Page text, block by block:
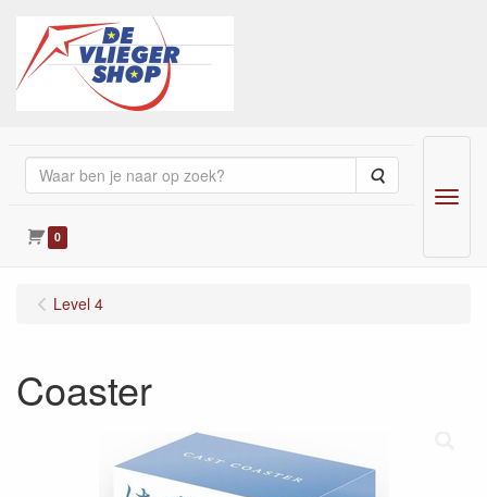
Zoeken
0
Menu
Level 4
Coaster